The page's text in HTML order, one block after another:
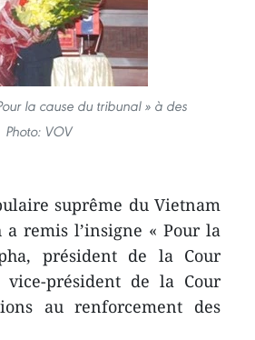
la cause du tribunal » à des
VOV
suprême du Vietnam
remis l’insigne « Pour la
président de la Cour
président de la Cour
​au renforcement des